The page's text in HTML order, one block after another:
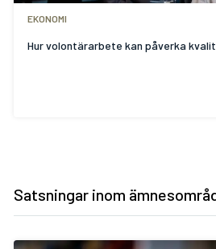
EKONOMI
Hur volontärarbete kan påverka
Satsningar inom